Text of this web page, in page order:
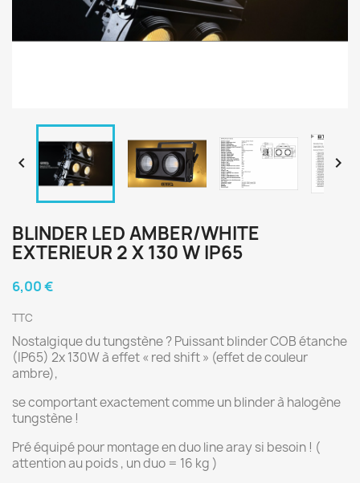
 
BLINDER LED AMBER/WHITE
EXTERIEUR 2 X 130 W IP65
6,00 €
TTC
Nostalgique du tungstène ? Puissant blinder COB étanche
(IP65) 2x 130W à effet « red shift » (effet de couleur
ambre),
se comportant exactement comme un blinder à halogène
tungstène !
Pré équipé pour montage en duo line aray si besoin ! (
attention au poids , un duo = 16 kg )